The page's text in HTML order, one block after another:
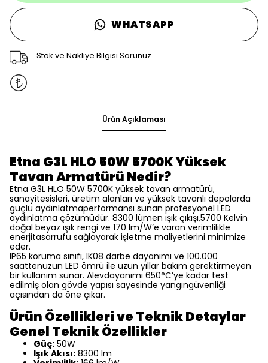
WHATSAPP
Stok ve Nakliye Bilgisi Sorunuz
Ürün Açıklaması
Etna G3L HLO 50W 5700K Yüksek
Tavan Armatürü Nedir?
Etna G3L HLO 50W 5700K yüksek tavan armatürü,
sanayitesisleri, üretim alanları ve yüksek tavanlı depolarda
güçlü aydınlatmaperformansı sunan profesyonel LED
aydınlatma çözümüdür. 8300 lümen ışık çıkışı,5700 Kelvin
doğal beyaz ışık rengi ve 170 lm/W’e varan verimlilikle
enerjitasarrufu sağlayarak işletme maliyetlerini minimize
eder.
IP65 koruma sınıfı, IK08 darbe dayanımı ve 100.000
saattenuzun LED ömrü ile uzun yıllar bakım gerektirmeyen
bir kullanım sunar. Alevdayanımı 650°C’ye kadar test
edilmiş olan gövde yapısı sayesinde yangıngüvenliği
açısından da öne çıkar.
Ürün Özellikleri ve Teknik Detaylar
Genel Teknik Özellikler
Güç: 50W
Işık Akısı: 8300 lm